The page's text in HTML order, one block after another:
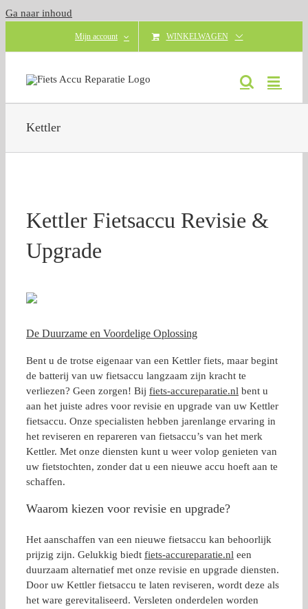
Ga naar inhoud
Mijn account WINKELWAGEN
Kettler
Kettler Fietsaccu Revisie &
Upgrade
De Duurzame en Voordelige Oplossing
Bent u de trotse eigenaar van een Kettler fiets, maar begint
de batterij van uw fietsaccu langzaam zijn kracht te
verliezen? Geen zorgen! Bij fiets-accureparatie.nl bent u
aan het juiste adres voor revisie en upgrade van uw Kettler
fietsaccu. Onze specialisten hebben jarenlange ervaring in
het reviseren en repareren van fietsaccu’s van het merk
Kettler. Met onze diensten kunt u weer volop genieten van
uw fietstochten, zonder dat u een nieuwe accu hoeft aan te
schaffen.
Waarom kiezen voor revisie en upgrade?
Het aanschaffen van een nieuwe fietsaccu kan behoorlijk
prijzig zijn. Gelukkig biedt fiets-accureparatie.nl een
duurzaam alternatief met onze revisie en upgrade diensten.
Door uw Kettler fietsaccu te laten reviseren, wordt deze als
het ware gerevitaliseerd. Versleten onderdelen worden